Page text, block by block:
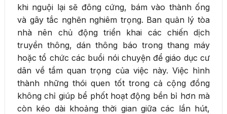
khi nguội lại sẽ đông cứng, bám vào thành ống
và gây tắc nghẽn nghiêm trọng. Ban quản lý tòa
nhà nên chủ động triển khai các chiến dịch
truyền thông, dán thông báo trong thang máy
hoặc tổ chức các buổi nói chuyện để giáo dục cư
dân về tầm quan trọng của việc này. Việc hình
thành những thói quen tốt trong cả cộng đồng
không chỉ giúp bể phốt hoạt động bền bỉ hơn mà
còn kéo dài khoảng thời gian giữa các lần hút,